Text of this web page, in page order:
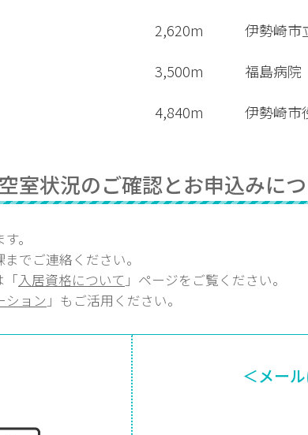
2,620m
伊勢崎市
3,500m
福島病院
4,840m
伊勢崎市
室状況のご確認とお申込みに
。
までご連絡ください。
「入居資格について 」ページをご覧ください。
ション 」もご活用ください。
＜メー